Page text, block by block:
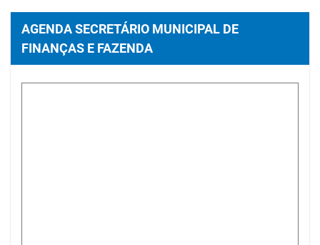
AGENDA SECRETÁRIO MUNICIPAL DE
FINANÇAS E FAZENDA